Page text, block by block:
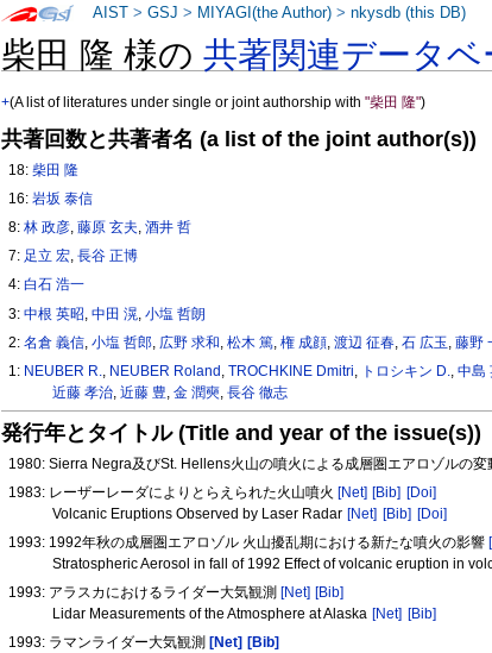
柴田 隆 様の共著関連データベ
+(A list of literatures under single or joint authorship with"柴田 隆")
共著回数と共著者名 (a list of the joint author(s))
18:柴田 隆
16:岩坂 泰信
8:林 政彦,藤原 玄夫,酒井 哲
7: 足立 宏,長谷 正博
4:白石 浩一
3:中根 英昭 ,中田 滉 ,小塩 哲朗
2:名倉 義信 ,小塩 哲郎 広野 求和 ,松木 篤 ,権 成顔 ,渡辺 征春 ,石 広玉 ,藤野
1: NEUBER R. NEUBER Roland ,TROCHKINE Dmitri トロシキン D. ,中島
近藤 孝治, 近藤 豊 金 潤奭, 長谷 徹志
発行年とタイトル (Title and year of the issue(s))
1980: Sierra Negra及びSt. Hellens火山の噴火による成層圏エアロゾルの変
1983: レーザーレーダによりとらえられた火山噴火 [Net] [Bib] [Doi]
Volcanic Eruptions Observed by Laser Radar [Net] [Bib] [Doi]
1993: 1992年秋の成層圏エアロゾル 火山擾乱期における新たな噴火の影響
Stratospheric Aerosol in fall of 1992 Effect of volcanic eruption in
1993: アラスカにおけるライダー大気観測 [Net] [Bib]
Lidar Measurements of the Atmosphere at Alaska [Net] [Bib]
1993: ラマンライダー大気観測 [Net] [Bib]
AIST >GSJ > MIYAGI(the Author) >nkysdb (this DB)